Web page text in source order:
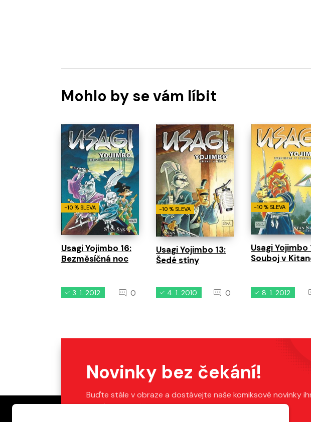
Mohlo by se vám líbit
-10 % SLEVA
Usagi Yojimbo 16:
Bezměsíčná noc
3. 1. 2012 0
-10 % SLEVA
Usagi Yojimbo 13:
Šedé stíny
4. 1. 2010 0
-10 % SLEVA
Usagi Yojimbo
Souboj v
8. 1. 2012
Novinky bez čekání!
Buďte stále v obraze a dostávejte naše komiksové novinky
Stačí vyplnit váš e-mail.